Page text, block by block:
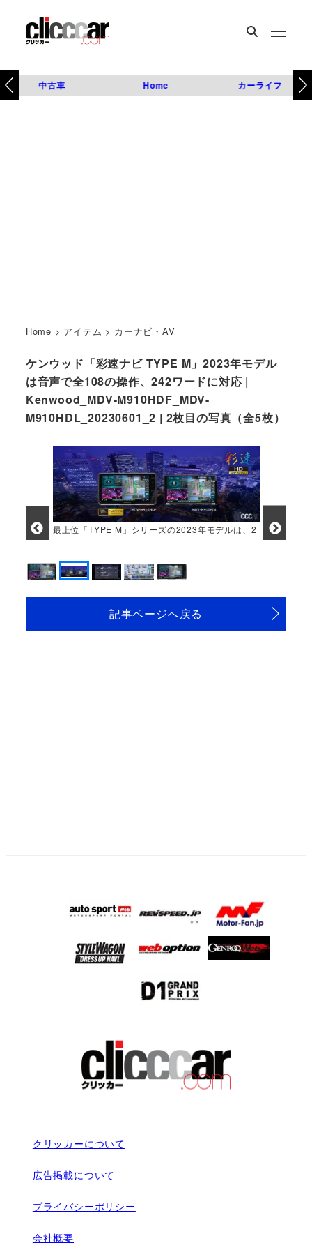
中古車 Home カーライフ
Home > アイテム > カーナビ・AV
ケンウッド「彩速ナビ TYPE M」2023年モデル
は音声で全108の操作、242ワードに対応 |
Kenwood_MDV-M910HDF_MDV-
M910HDL_20230601_2 | 2枚目の写真（全5枚）
最上位「TYPE M」シリーズの2023年モデルは、2
記事ページへ戻る
クリッカーについて
広告掲載について
プライバシーポリシー
会社概要